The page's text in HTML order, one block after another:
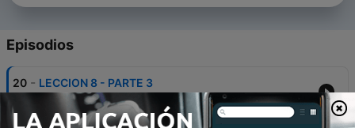
Episodios
20 - LECCION 8 - PARTE 3